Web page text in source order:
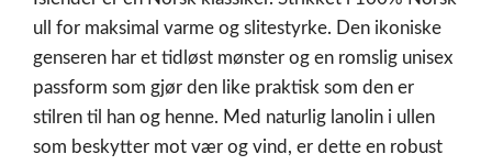
ull for maksimal varme og slitestyrke. Den ikoniske
genseren har et tidløst mønster og en romslig unisex
passform som gjør den like praktisk som den er
stilren til han og henne. Med naturlig lanolin i ullen
som beskytter mot vær og vind, er dette en robust